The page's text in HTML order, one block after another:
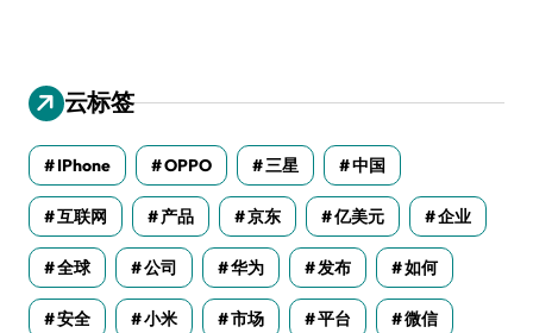
云标签
IPhone OPPO 三星 中国
互联网 产品 京东 亿美元 企业
全球 公司 华为 发布 如何
安全 小米 市场 平台 微信